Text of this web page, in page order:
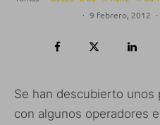
· 9 febrero, 2012 ·
Se han descubierto
con algunos operadores